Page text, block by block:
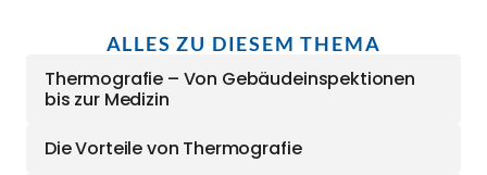
ALLES ZU DIESEM THEMA​
Thermografie – Von Gebäudeinspektionen
bis zur Medizin
Die Vorteile von Thermografie